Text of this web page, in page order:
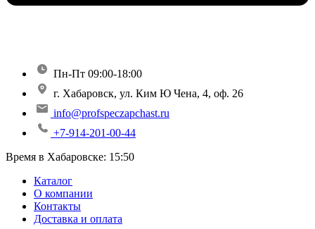
Пн-Пт 09:00-18:00
г. Хабаровск, ул. Ким Ю Чена, 4, оф. 26
info@profspeczapchast.ru
+7-914-201-00-44
Время в Хабаровске: 15:50
Каталог
О компании
Контакты
Доставка и оплата